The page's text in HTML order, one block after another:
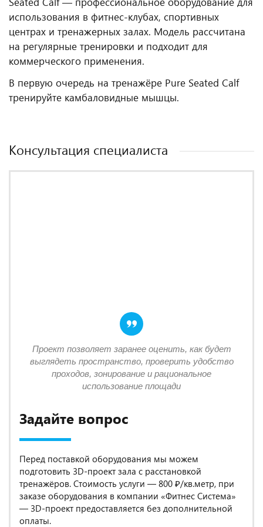
использования в фитнес‑клубах, спортивных
центрах и тренажерных залах. Модель рассчитана
на регулярные тренировки и подходит для
коммерческого применения.
В первую очередь на тренажёре Pure Seated Calf
тренируйте камбаловидные мышцы.
Консультация специалиста
Задайте вопрос
Перед поставкой оборудования мы можем
подготовить 3D-проект зала с расстановкой
тренажёров. Стоимость услуги — 800 ₽/кв.метр, при
заказе оборудования в компании «Фитнес Система»
— 3D-проект предоставляется без дополнительной
оплаты.
Проект позволяет заранее оценить, как будет
выглядеть пространство, проверить удобство
проходов, зонирование и рациональное
использование площади